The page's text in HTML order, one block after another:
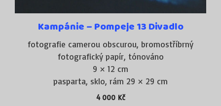
Rozdíl oproti aktuální fotografii je v tom, že celý
proces mé tvorby je založen na ruční práci s
využitím klasických chemických postupů (vývojka,
ustalovač, přerušovač, voda, tónovač aj.).
Záznamovým médiem je bromostříbrný barytový
fotografický papír. A mnou používané camery
Kampánie – Pompeje 13 Divadlo
fotografie camerou obscurou, bromostříbrný
fotografický papír, tónováno
9 × 12 cm
pasparta, sklo, rám 29 × 29 cm
4 000 Kč